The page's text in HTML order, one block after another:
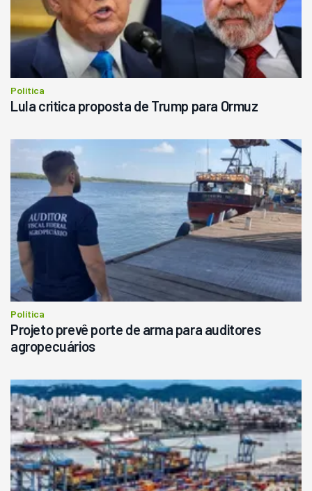
Política
Lula critica proposta de Trump para Ormuz
Política
Projeto prevê porte de arma para auditores
agropecuários